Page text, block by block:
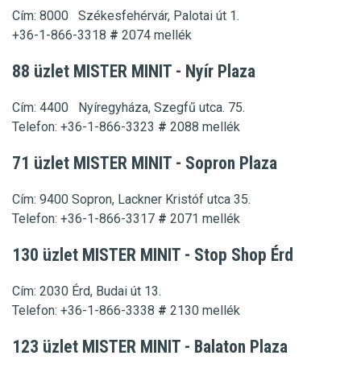
Cím: 8000 Székesfehérvár, Palotai út 1.
+36-1-866-3318 # 2074 mellék
88 üzlet MISTER MINIT - Nyír Plaza
Cím: 4400 Nyíregyháza, Szegfű utca. 75.
Telefon: +36-1-866-3323 # 2088 mellék
71 üzlet MISTER MINIT - Sopron Plaza
Cím: 9400 Sopron, Lackner Kristóf utca 35.
Telefon: +36-1-866-3317 # 2071 mellék
130 üzlet MISTER MINIT - Stop Shop Érd
Cím: 2030 Érd, Budai út 13.
Telefon: +36-1-866-3338 # 2130 mellék
123 üzlet MISTER MINIT - Balaton Plaza